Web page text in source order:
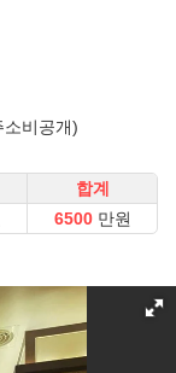
비공개)
합계
만원